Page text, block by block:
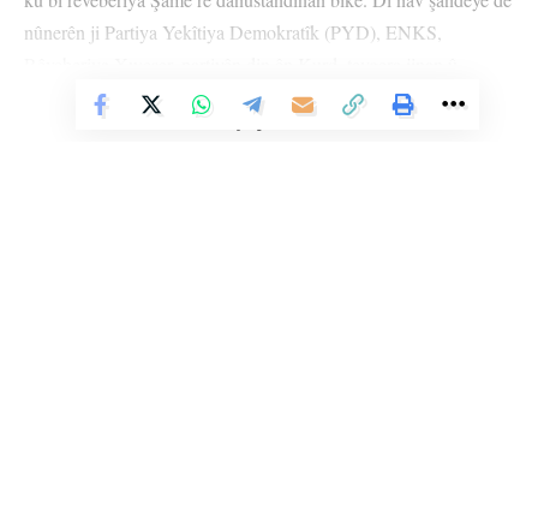
nûnerên ji Partiya Yekîtiya Demokratîk (PYD), ENKS,
nûnerên serbixwe hene.
Vê Nûçeyê Bixwîne